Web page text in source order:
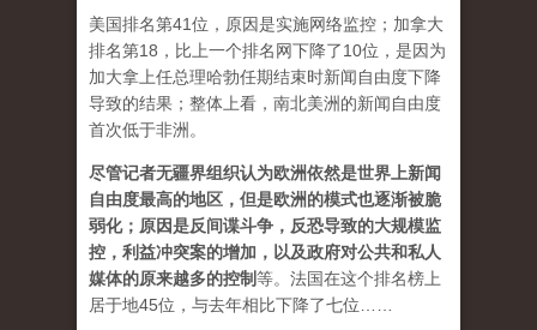
美国排名第41位，原因是实施网络监控；加拿大
排名第18，比上一个排名网下降了10位，是因为
加大拿上任总理哈勃任期结束时新闻自由度下降
导致的结果；整体上看，南北美洲的新闻自由度
首次低于非洲。
尽管记者无疆界组织认为欧洲依然是世界上新闻
自由度最高的地区，但是欧洲的模式也逐渐被脆
弱化；原因是反间谍斗争，反恐导致的大规模监
控，利益冲突案的增加，以及政府对公共和私人
媒体的原来越多的控制等。法国在这个排名榜上
居于地45位，与去年相比下降了七位……